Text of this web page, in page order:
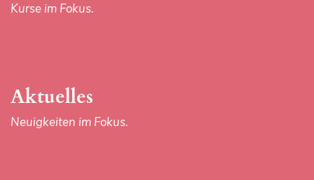
Du & Wir im Fokus.
Kurse im Fokus.
Aktuelles
Neuigkeiten im Fokus.